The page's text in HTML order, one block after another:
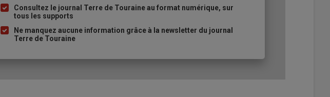
à
puce
Consultez le journal Terre de Touraine au format numérique, sur
tous les supports
Ne manquez aucune information grâce à la newsletter du journal
Terre de Touraine